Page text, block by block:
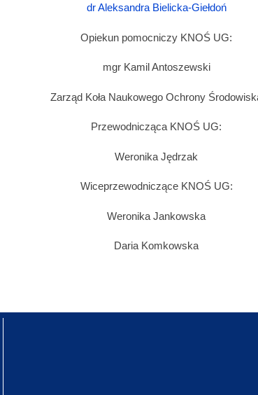
dr Aleksandra Bielicka-Giełdoń
Opiekun pomocniczy KNOŚ UG:
mgr Kamil Antoszewski
Zarząd Koła Naukowego Ochrony
Przewodnicząca KNOŚ UG:
Weronika Jędrzak
Wiceprzewodniczące KNOŚ UG:
Weronika Jankowska
Daria Komkowska